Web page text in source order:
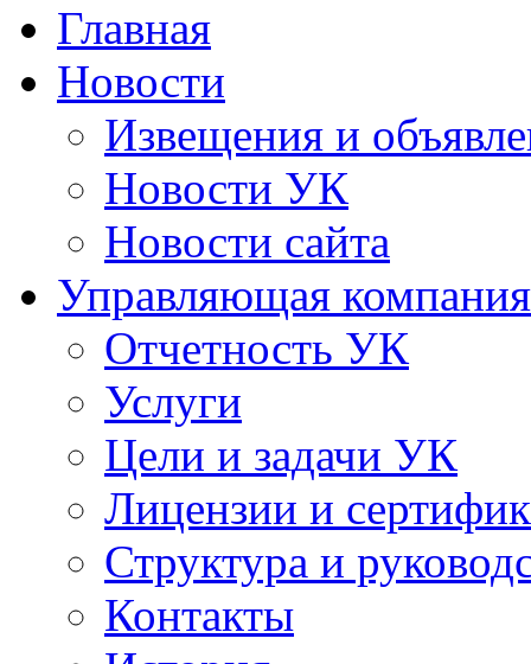
Главная
Новости
Извещения и
Новости УК
Новости сайта
Управляющая компания
Отчетность УК
Услуги
Цели и задачи УК
Лицензии и
Структура и
Контакты